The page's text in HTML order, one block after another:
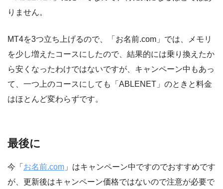
りません。
MT4を3つ立ち上げるので、「お名前.com」では、メモリ
を少し増えたコースにしたので、結果的には乗り換えたか
ら安くなったわけではないですが、キャンペーン中もあっ
て、一つ上のコースにしても「ABLENET」のときと料金
はほとんど変わらずです。
最後に
今「 お名前.com 」はキャンペーン中ですのでおすすめです
が、更新後はキャンペーン価格ではないので注意が必要で